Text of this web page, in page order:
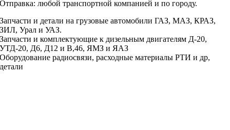
Отправка: любой транспортной компанией и по городу.
Запчасти и детали на грузовые автомобили ГАЗ, МАЗ, КРАЗ,
ЗИЛ, Урал и УАЗ.
Запчасти и комплектующие к дизельным двигателям Д-20,
УТД-20, Д6, Д12 и В,46, ЯМЗ и ЯАЗ
Оборудование радиосвязи, расходные материалы РТИ и др,
детали